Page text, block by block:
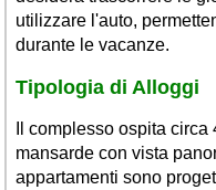
utilizzare l'auto,
durante le vacanze.
Tipologia di Alloggi
Il complesso ospita
mansarde con vista
appartamenti sono